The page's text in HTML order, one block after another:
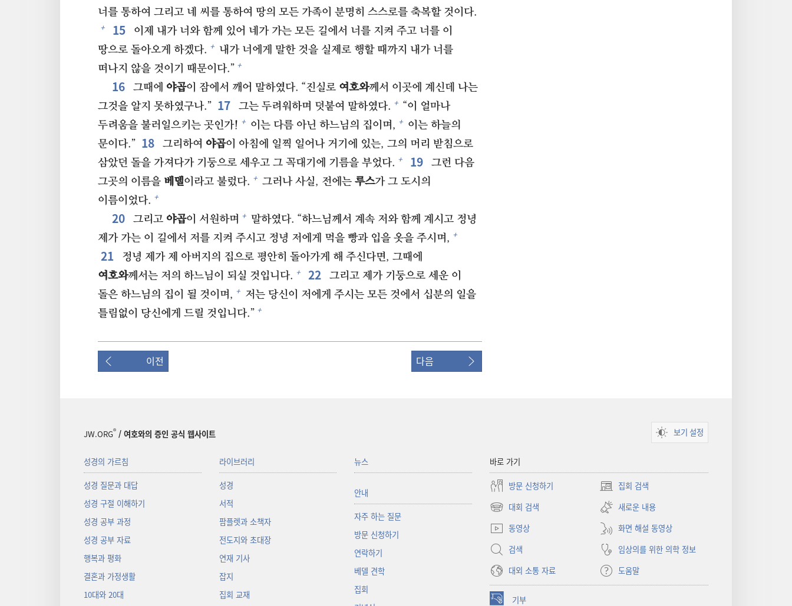
너를 통하여 그리고 네 씨를 통하여 땅의 모든 가족이 분명히 스스로를 축복할 것이다.
+ 15⁠
이제 내가 너와 함께 있어 네가 가는 모든 길에서 너를 지켜 주고 너를 이
땅으로 돌아오게 하겠다. + 내가 너에게 말한 것을 실제로 행할 때까지 내가 너를
떠나지 않을 것이기 때문이다.” +
16⁠ 그때에 야곱이 잠에서 깨어 말하였다. “진실로 여호와께서 이곳에 계신데 나는
그것을 알지 못하였구나.” 17⁠ 그는 두려워하며 덧붙여 말하였다. + “이 얼마나
두려움을 불러일으키는 곳인가! + 이는 다름 아닌 하느님의 집이며, + 이는 하늘의
문이다.” 18⁠ 그리하여 야곱이 아침에 일찍 일어나 거기에 있는, 그의 머리 받침으로
삼았던 돌을 가져다가 기둥으로 세우고 그 꼭대기에 기름을 부었다. + 19⁠
그런 다음
그곳의 이름을 베델이라고 불렀다. + 그러나 사실, 전에는 루스가 그 도시의
이름이었다. +
20⁠ 그리고 야곱이 서원하며 + 말하였다. “하느님께서 계속 저와 함께 계시고 정녕
제가 가는 이 길에서 저를 지켜 주시고 정녕 저에게 먹을 빵과 입을 옷을 주시며, +
21⁠
정녕 제가 제 아버지의 집으로 평안히 돌아가게 해 주신다면, 그때에
여호와께서는 저의 하느님이 되실 것입니다. + 22⁠
그리고 제가 기둥으로 세운 이
돌은 하느님의 집이 될 것이며, + 저는 당신이 저에게 주시는 모든 것에서 십분의 일을
틀림없이 당신에게 드릴 것입니다.” +
이전 다음
JW.ORG® / 여호와의 증인 공식 웹사이트 보기 설정
성경의 가르침
성경 질문과 대답
성경 구절 이해하기
성경 공부 과정
성경 공부 자료
행복과 평화
결혼과 가정생활
10대와 20대
라이브러리
성경
서적
팜플렛과 소책자
전도지와 초대장
연재 기사
잡지
집회 교재
뉴스
안내
자주 하는 질문
방문 신청하기
연락하기
베델 견학
집회
바로 가기
방문 신청하기 집회 검색
(새로운
창
열기)
대회 검색
(새로운
창
새로운 내용
동영상
화면 해설 동영상
검색
임상의를 위한 의학 정보
대외 소통 자료
도움말
기부